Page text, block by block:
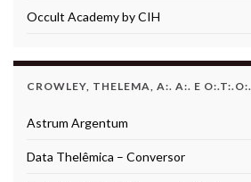
Occult Academy by CIH
CROWLEY, THELEMA, A:. A:. E O:.T:.O:.
Astrum Argentum
Data Thelêmica – Conversor